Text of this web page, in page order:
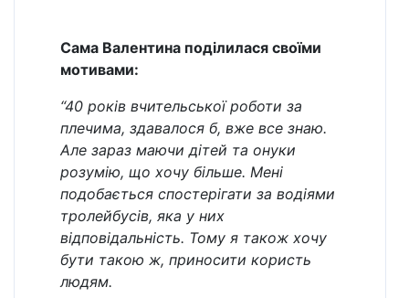
Сама Валентина поділилася своїми
мотивами:
“40 років вчительської роботи за
плечима, здавалося б, вже все знаю.
Але зараз маючи дітей та онуки
розумію, що хочу більше. Мені
подобається спостерігати за водіями
тролейбусів, яка у них
відповідальність. Тому я також хочу
бути такою ж, приносити користь
людям.